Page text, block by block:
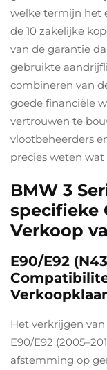
welke termijn het
de 10 zakelijke
van de garantie
gebruikte
combineren van
goede financiële
vertrouwen te
vlootbeheerders
precies weten wat
BMW 3
specifieke
Verkoop
E90/E92
Het verkrijgen
E90/E92
afstemming op